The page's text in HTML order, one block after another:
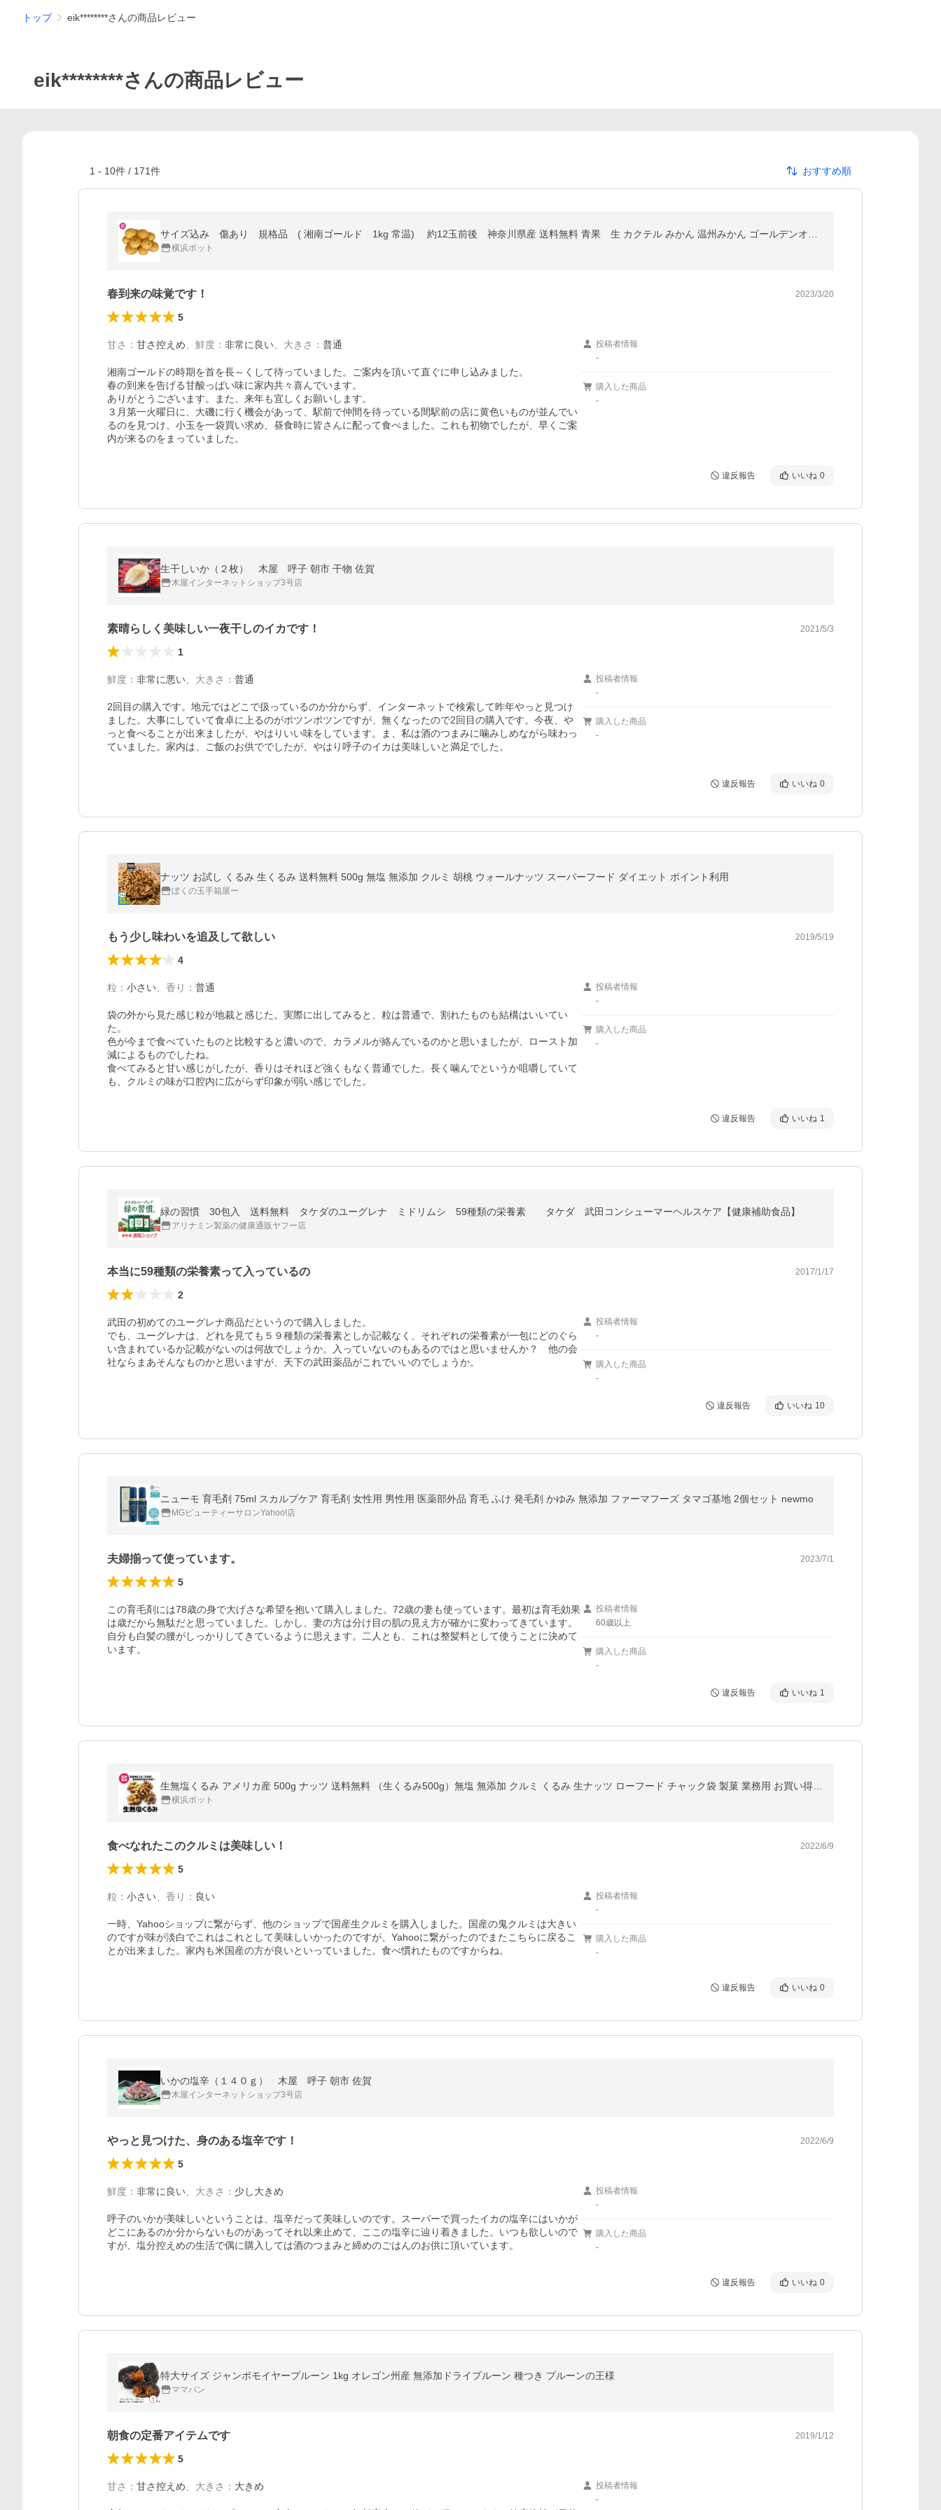
トップ eik********さんの商品レビュー
eik********さんの商品レビュー
1 - 10件 / 171件 おすすめ順
横浜ポット
春到来の味覚です！ 2023/3/20
5
甘さ ： 甘さ控えめ 鮮度 ： 非常に良い 大きさ ： 普通
湘南ゴールドの時期を首を長～くして待っていました。ご案内を頂いて直ぐに申し込みました。
春の到来を告げる甘酸っぱい味に家内共々喜んでいます。
ありがとうございます。また、来年も宜しくお願いします。
３月第一火曜日に、大磯に行く機会があって、駅前で仲間を待っている間駅前の店に黄色いものが並んでい
るのを見つけ、小玉を一袋買い求め、昼食時に皆さんに配って食べました。これも初物でしたが、早くご案
内が来るのをまっていました。
投稿者情報
-
購入した商品
-
違反報告 いいね 0
生干しいか（２枚） 木屋 呼子 朝市 干物 佐賀
木屋インターネットショップ3号店
素晴らしく美味しい一夜干しのイカです！ 2021/5/3
1
鮮度 ： 非常に悪い 大きさ ： 普通
2回目の購入です。地元ではどこで扱っているのか分からず、インターネットで検索して昨年やっと見つけ
ました。大事にしていて食卓に上るのがポツンポツンですが、無くなったので2回目の購入です。今夜、や
っと食べることが出来ましたが、やはりいい味をしています。ま、私は酒のつまみに噛みしめながら味わっ
ていました。家内は、ご飯のお供ででしたが、やはり呼子のイカは美味しいと満足でした。
投稿者情報
-
購入した商品
-
違反報告 いいね 0
ナッツ お試し くるみ 生くるみ 送料無料 500g 無塩 無添加 クルミ 胡桃 ウォールナッツ スーパーフード ダイエット ポイント利用
ぼくの玉手箱屋ー
もう少し味わいを追及して欲しい 2019/5/19
4
粒 ： 小さい 香り ： 普通
袋の外から見た感じ粒が地裁と感じた。実際に出してみると、粒は普通で、割れたものも結構はいいてい
た。
色が今まで食べていたものと比較すると濃いので、カラメルが絡んでいるのかと思いましたが、ロースト加
減によるものでしたね。
食べてみると甘い感じがしたが、香りはそれほど強くもなく普通でした。長く噛んでというか咀嚼していて
も、クルミの味が口腔内に広がらず印象が弱い感じでした。
投稿者情報
-
購入した商品
-
違反報告 いいね 1
緑の習慣 30包入 送料無料 タケダのユーグレナ ミドリムシ 59種類の栄養素 タケダ 武田コンシューマーヘルスケア【健康補助食品】
アリナミン製薬の健康通販ヤフー店
本当に59種類の栄養素って入っているの 2017/1/17
2
武田の初めてのユーグレナ商品だというので購入しました。
でも、ユーグレナは、どれを見ても５９種類の栄養素としか記載なく、それぞれの栄養素が一包にどのぐら
い含まれているか記載がないのは何故でしょうか。入っていないのもあるのではと思いませんか？　他の会
社ならまあそんなものかと思いますが、天下の武田薬品がこれでいいのでしょうか。
投稿者情報
-
購入した商品
-
違反報告 いいね 10
ニューモ 育毛剤 75ml スカルプケア 育毛剤 女性用 男性用 医薬部外品 育毛 ふけ 発毛剤 かゆみ 無添加 ファーマフーズ タマゴ基地 2個セット newmo
MGビューティーサロンYahoo!店
夫婦揃って使っています。 2023/7/1
5
この育毛剤には78歳の身で大げさな希望を抱いて購入しました。72歳の妻も使っています。最初は育毛効果
は歳だから無駄だと思っていました。しかし、妻の方は分け目の肌の見え方が確かに変わってきています。
自分も白髪の腰がしっかりしてきているように思えます。二人とも、これは整髪料として使うことに決めて
います。
投稿者情報
60歳以上
購入した商品
-
違反報告 いいね 1
横浜ポット
食べなれたこのクルミは美味しい！ 2022/6/9
5
粒 ： 小さい 香り ： 良い
一時、Yahooショップに繋がらず、他のショップで国産生クルミを購入しました。国産の鬼クルミは大きい
のですが味が淡白でこれはこれとして美味しいかったのですが、Yahooに繋がったのでまたこちらに戻るこ
とが出来ました。家内も米国産の方が良いといっていました。食べ慣れたものですからね。
投稿者情報
-
購入した商品
-
違反報告 いいね 0
いかの塩辛（１４０ｇ） 木屋 呼子 朝市 佐賀
木屋インターネットショップ3号店
やっと見つけた、身のある塩辛です！ 2022/6/9
5
鮮度 ： 非常に良い 大きさ ： 少し大きめ
呼子のいかが美味しいということは、塩辛だって美味しいのです。スーパーで買ったイカの塩辛にはいかが
どこにあるのか分からないものがあってそれ以来止めて、ここの塩辛に辿り着きました。いつも欲しいので
すが、塩分控えめの生活で偶に購入しては酒のつまみと締めのごはんのお供に頂いています。
投稿者情報
-
購入した商品
-
違反報告 いいね 0
特大サイズ ジャンボモイヤープルーン 1kg オレゴン州産 無添加ドライプルーン 種つき プルーンの王様
ママパン
朝食の定番アイテムです 2019/1/12
5
甘さ ： 甘さ控えめ 大きさ ： 大きめ
投稿者情報
-